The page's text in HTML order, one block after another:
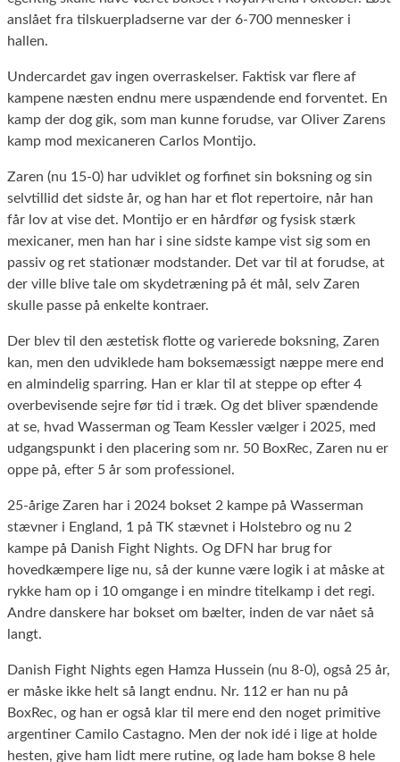
anslået fra tilskuerpladserne var der 6-700 mennesker i
hallen.
Undercardet gav ingen overraskelser. Faktisk var flere af
kampene næsten endnu mere uspændende end forventet. En
kamp der dog gik, som man kunne forudse, var Oliver Zarens
kamp mod mexicaneren Carlos Montijo.
Zaren (nu 15-0) har udviklet og forfinet sin boksning og sin
selvtillid det sidste år, og han har et flot repertoire, når han
får lov at vise det. Montijo er en hårdfør og fysisk stærk
mexicaner, men han har i sine sidste kampe vist sig som en
passiv og ret stationær modstander. Det var til at forudse, at
der ville blive tale om skydetræning på ét mål, selv Zaren
skulle passe på enkelte kontraer.
Der blev til den æstetisk flotte og varierede boksning, Zaren
kan, men den udviklede ham boksemæssigt næppe mere end
en almindelig sparring. Han er klar til at steppe op efter 4
overbevisende sejre før tid i træk. Og det bliver spændende
at se, hvad Wasserman og Team Kessler vælger i 2025, med
udgangspunkt i den placering som nr. 50 BoxRec, Zaren nu er
oppe på, efter 5 år som professionel.
25-årige Zaren har i 2024 bokset 2 kampe på Wasserman
stævner i England, 1 på TK stævnet i Holstebro og nu 2
kampe på Danish Fight Nights. Og DFN har brug for
hovedkæmpere lige nu, så der kunne være logik i at måske at
rykke ham op i 10 omgange i en mindre titelkamp i det regi.
Andre danskere har bokset om bælter, inden de var nået så
langt.
Danish Fight Nights egen Hamza Hussein (nu 8-0), også 25 år,
er måske ikke helt så langt endnu. Nr. 112 er han nu på
BoxRec, og han er også klar til mere end den noget primitive
argentiner Camilo Castagno. Men der nok idé i lige at holde
hesten, give ham lidt mere rutine, og lade ham bokse 8 hele